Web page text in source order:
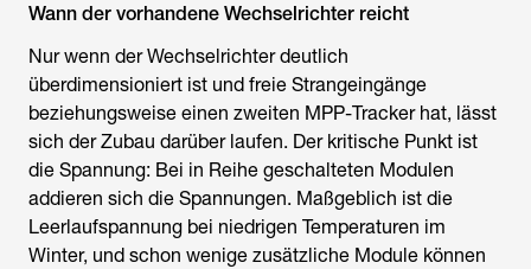
Wann der vorhandene Wechselrichter reicht
Nur wenn der Wechselrichter deutlich
überdimensioniert ist und freie Strangeingänge
beziehungsweise einen zweiten MPP-Tracker hat, lässt
sich der Zubau darüber laufen. Der kritische Punkt ist
die Spannung: Bei in Reihe geschalteten Modulen
addieren sich die Spannungen. Maßgeblich ist die
Leerlaufspannung bei niedrigen Temperaturen im
Winter, und schon wenige zusätzliche Module können